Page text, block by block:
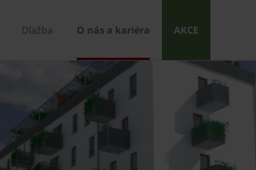
Dlažba O nás a kariéra AKCE